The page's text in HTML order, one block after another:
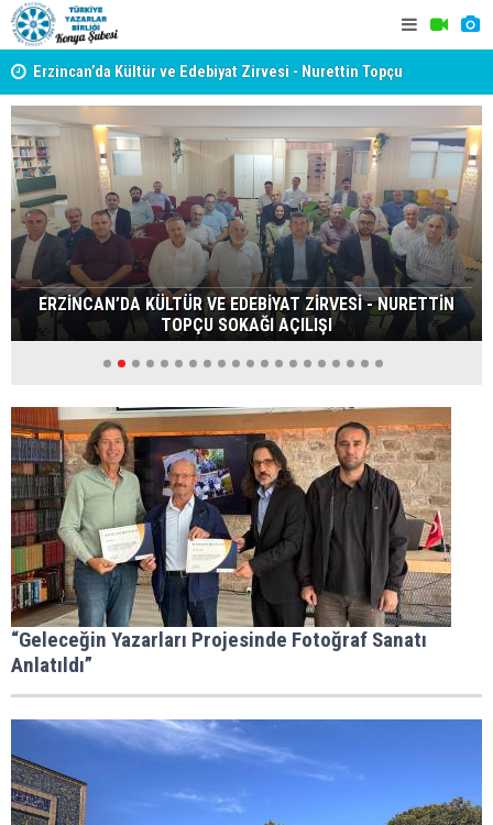
Erzincan’da Kültür ve Edebiyat Zirvesi - Nurettin Topçu
Sokağı Açılışı
ERZİNCAN’DA KÜLTÜR VE EDEBİYAT ZİRVESİ - NURETTİN
TOPÇU SOKAĞI AÇILIŞI
“Geleceğin Yazarları Projesinde Fotoğraf Sanatı
Anlatıldı”